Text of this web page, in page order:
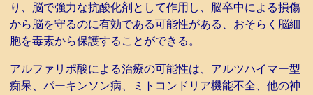
り、脳で強力な抗酸化剤として作用し、脳卒中による損傷
から脳を守るのに有効である可能性がある、おそらく脳細
胞を毒素から保護することができる。
アルファリポ酸による治療の可能性は、アルツハイマー型
痴呆、パーキンソン病、ミトコンドリア機能不全、他の神